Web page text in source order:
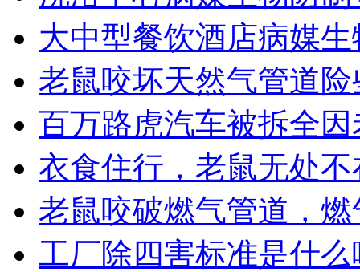
大中型餐饮酒店病媒
老鼠咬坏天然气管道
百万路虎汽车被拆全
衣食住行，老鼠无处不
老鼠咬破燃气管道，
工厂除四害标准是什么